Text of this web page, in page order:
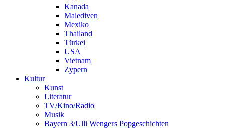
Kanada
Malediven
Mexiko
Thailand
Türkei
USA
Vietnam
Zypern
Kultur
Kunst
Literatur
TV/Kino/Radio
Musik
Bayern 3/Ulli Wengers Popgeschichten